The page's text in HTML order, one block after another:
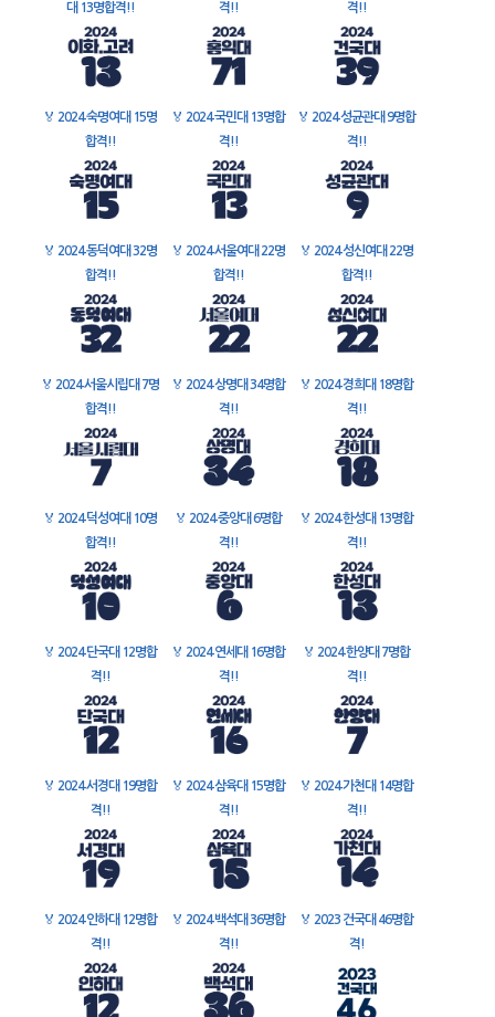
대 13명합격!!
격!!
격!!
🏅 2024 숙명여대 15명
합격!!
🏅 2024 국민대 13명합
격!!
🏅 2024 성균관대 9명합
격!!
🏅 2024 동덕여대 32명
합격!!
🏅 2024 서울여대 22명
합격!!
🏅 2024 성신여대 22명
합격!!
🏅 2024 서울시립대 7명
합격!!
🏅 2024 상명대 34명합
격!!
🏅 2024 경희대 18명합
격!!
🏅 2024 덕성여대 10명
합격!!
🏅 2024 중앙대 6명합
격!!
🏅 2024 한성대 13명합
격!!
🏅 2024 단국대 12명합
격!!
🏅 2024 연세대 16명합
격!!
🏅 2024 한양대 7명합
격!!
🏅 2024 서경대 19명합
격!!
🏅 2024 삼육대 15명합
격!!
🏅 2024 가천대 14명합
격!!
🏅 2024 인하대 12명합
격!!
🏅 2024 백석대 36명합
격!!
🏅 2023 건국대 46명합
격!